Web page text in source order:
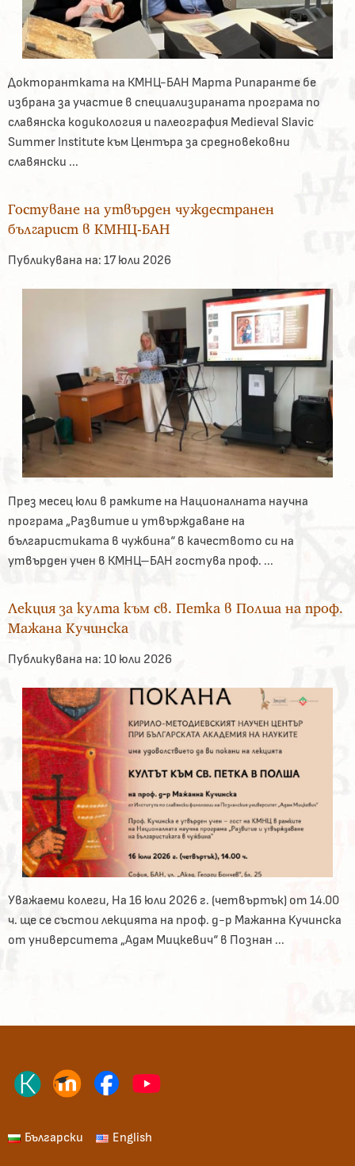
Докторантката на КМНЦ-БАН Марта Рипаранте бе
избрана за участие в специализираната програма по
славянска кодикология и палеография Medieval Slavic
Summer Institute към Центъра за средновековни
славянски ...
Гостуване на утвърден чуждестранен
българист в КМНЦ-БАН
Публикувана на: 17 юли 2026
През месец юли в рамките на Националната научна
програма „Развитие и утвърждаване на
българистиката в чужбина“ в качеството си на
утвърден учен в КМНЦ–БАН гостува проф. ...
Лекция за култа към св. Петка в Полша на проф.
Мажана Кучинска
Публикувана на: 10 юли 2026
Уважаеми колеги, На 16 юли 2026 г. (четвъртък) от 14.00
ч. ще се състои лекцията на проф. д-р Мажанна Кучинска
от университета „Адам Мицкевич“ в Познан ...
Български English